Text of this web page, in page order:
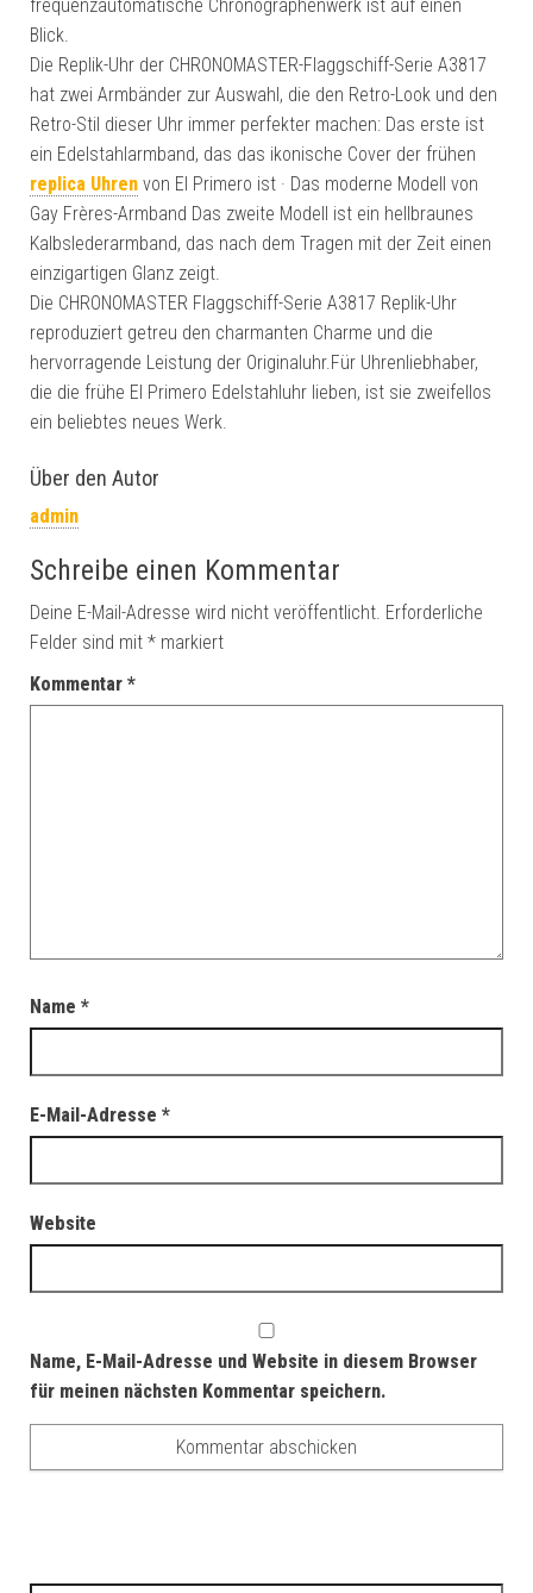
frequenzautomatische Chronographenwerk ist auf einen
Blick.
Die Replik-Uhr der CHRONOMASTER-Flaggschiff-Serie A3817
hat zwei Armbänder zur Auswahl, die den Retro-Look und den
Retro-Stil dieser Uhr immer perfekter machen: Das erste ist
ein Edelstahlarmband, das das ikonische Cover der frühen
replica Uhren von El Primero ist · Das moderne Modell von
Gay Frères-Armband Das zweite Modell ist ein hellbraunes
Kalbslederarmband, das nach dem Tragen mit der Zeit einen
einzigartigen Glanz zeigt.
Die CHRONOMASTER Flaggschiff-Serie A3817 Replik-Uhr
reproduziert getreu den charmanten Charme und die
hervorragende Leistung der Originaluhr.Für Uhrenliebhaber,
die die frühe El Primero Edelstahluhr lieben, ist sie zweifellos
ein beliebtes neues Werk.
Über den Autor
admin
Schreibe einen Kommentar
Deine E-Mail-Adresse wird nicht veröffentlicht. Erforderliche
Felder sind mit * markiert
Kommentar *
Name *
E-Mail-Adresse *
Website
Name, E-Mail-Adresse und Website in diesem Browser
für meinen nächsten Kommentar speichern.